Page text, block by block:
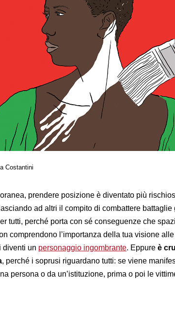
Costantini
prendere posizione è diventato più
ad altri il compito di combattere battaglie
tutti, perché porta con sé conseguenze che
comprendono l’importanza della tua visione
diventi un personaggio ingombrante. Eppure è
, perché i soprusi riguardano tutti: se viene
persona o da un’istituzione, prima o poi le